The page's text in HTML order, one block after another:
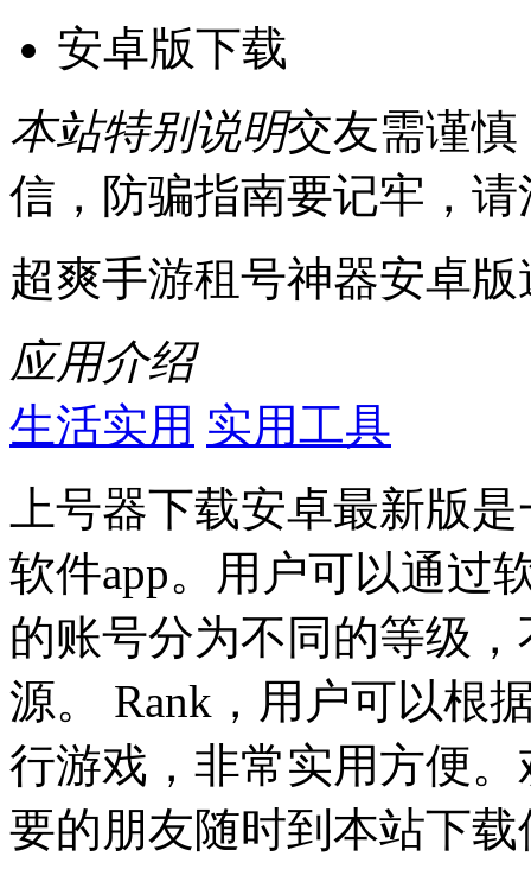
安卓版下载
本站特别说明交友需谨
信，防骗指南要记牢，
超爽手游租号神器安卓版
应用介绍
生活实用 实用工具
上号器下载安卓最新版
软件app。用户可以通过
的账号分为不同的等级
源。 Rank，用户可以根
行游戏，非常实用方便
要的朋友随时到本站下载